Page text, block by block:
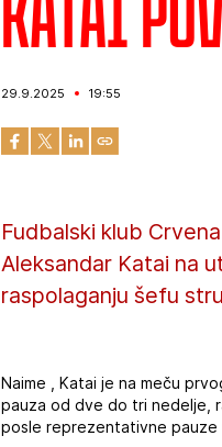
29.9.2025 19:55
Fudbalski klub
Aleksandar Katai na
raspolaganju šefu
Naime , Katai je na meču
pauza od dve do tri nedelje,
posle reprezentativne pauze